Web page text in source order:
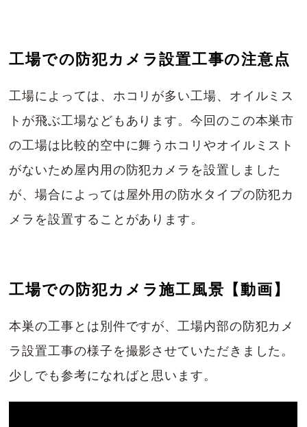
工場での防犯カメラ設置工事の注意点
工場によっては、ホコリが多い工場、オイルミス
トが飛ぶ工場などもあります。今回のこの本巣市
の工場は比較的空中に舞うホコリやオイルミスト
がないため屋内用の防犯カメラを設置しました
が、場合によっては屋外用の防水タイプの防犯カ
メラを設置することがあります。
工場での防犯カメラ施工風景【動画】
本巣の工事とは別件ですが、工場内部の防犯カメ
ラ設置工事の様子を撮影させていただきました。
少しでも参考になればと思います。